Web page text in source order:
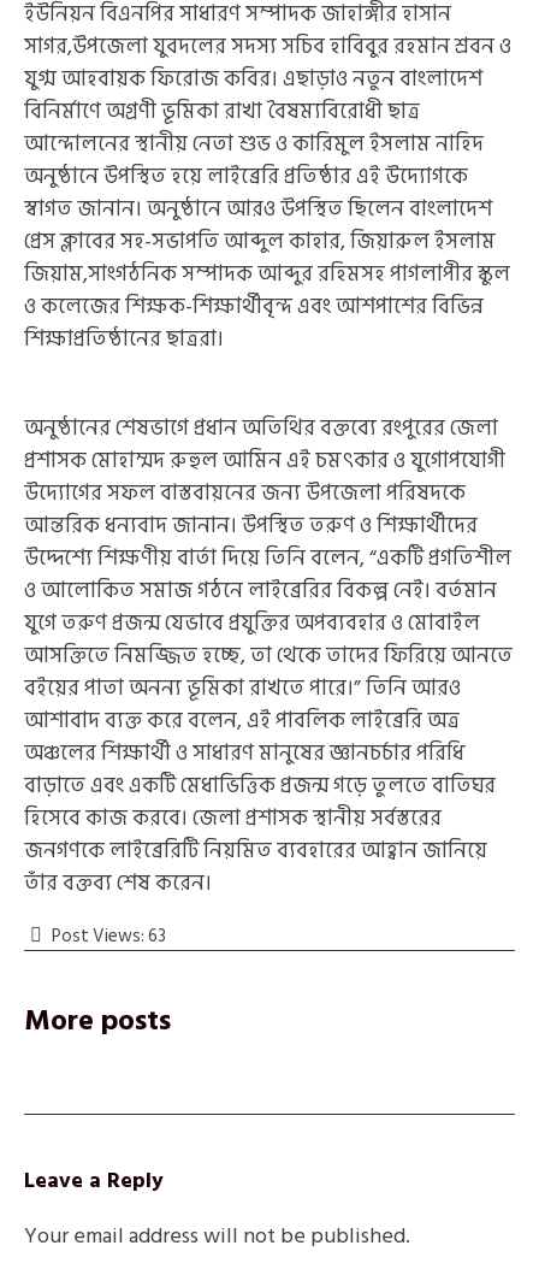
ইউনিয়ন বিএনপির সাধারণ সম্পাদক জাহাঙ্গীর হাসান
সাগর,উপজেলা যুবদলের সদস্য সচিব হাবিবুর রহমান শ্রবন ও
যুগ্ম আহবায়ক ফিরোজ কবির। ​এছাড়াও নতুন বাংলাদেশ
বিনির্মাণে অগ্রণী ভূমিকা রাখা বৈষম্যবিরোধী ছাত্র
আন্দোলনের স্থানীয় নেতা শুভ ও কারিমুল ইসলাম নাহিদ
অনুষ্ঠানে উপস্থিত হয়ে লাইব্রেরি প্রতিষ্ঠার এই উদ্যোগকে
স্বাগত জানান। অনুষ্ঠানে আরও উপস্থিত ছিলেন বাংলাদেশ
প্রেস ক্লাবের সহ-সভাপতি আব্দুল কাহার, জিয়ারুল ইসলাম
জিয়াম,সাংগঠনিক সম্পাদক আব্দুর রহিমসহ পাগলাপীর স্কুল
ও কলেজের শিক্ষক-শিক্ষার্থীবৃন্দ এবং আশপাশের বিভিন্ন
শিক্ষাপ্রতিষ্ঠানের ছাত্ররা।
​অনুষ্ঠানের শেষভাগে প্রধান অতিথির বক্তব্যে রংপুরের জেলা
প্রশাসক মোহাম্মদ রুহুল আমিন এই চমৎকার ও যুগোপযোগী
উদ্যোগের সফল বাস্তবায়নের জন্য উপজেলা পরিষদকে
আন্তরিক ধন্যবাদ জানান। উপস্থিত তরুণ ও শিক্ষার্থীদের
উদ্দেশ্যে শিক্ষণীয় বার্তা দিয়ে তিনি বলেন, “একটি প্রগতিশীল
ও আলোকিত সমাজ গঠনে লাইব্রেরির বিকল্প নেই। বর্তমান
যুগে তরুণ প্রজন্ম যেভাবে প্রযুক্তির অপব্যবহার ও মোবাইল
আসক্তিতে নিমজ্জিত হচ্ছে, তা থেকে তাদের ফিরিয়ে আনতে
বইয়ের পাতা অনন্য ভূমিকা রাখতে পারে।” ​তিনি আরও
আশাবাদ ব্যক্ত করে বলেন, এই পাবলিক লাইব্রেরি অত্র
অঞ্চলের শিক্ষার্থী ও সাধারণ মানুষের জ্ঞানচর্চার পরিধি
বাড়াতে এবং একটি মেধাভিত্তিক প্রজন্ম গড়ে তুলতে বাতিঘর
হিসেবে কাজ করবে। জেলা প্রশাসক স্থানীয় সর্বস্তরের
জনগণকে লাইব্রেরিটি নিয়মিত ব্যবহারের আহ্বান জানিয়ে
তাঁর বক্তব্য শেষ করেন।
Post Views:63
More posts
Leave a Reply
Your email address will not be published.